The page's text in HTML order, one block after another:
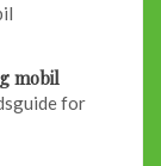
mobil